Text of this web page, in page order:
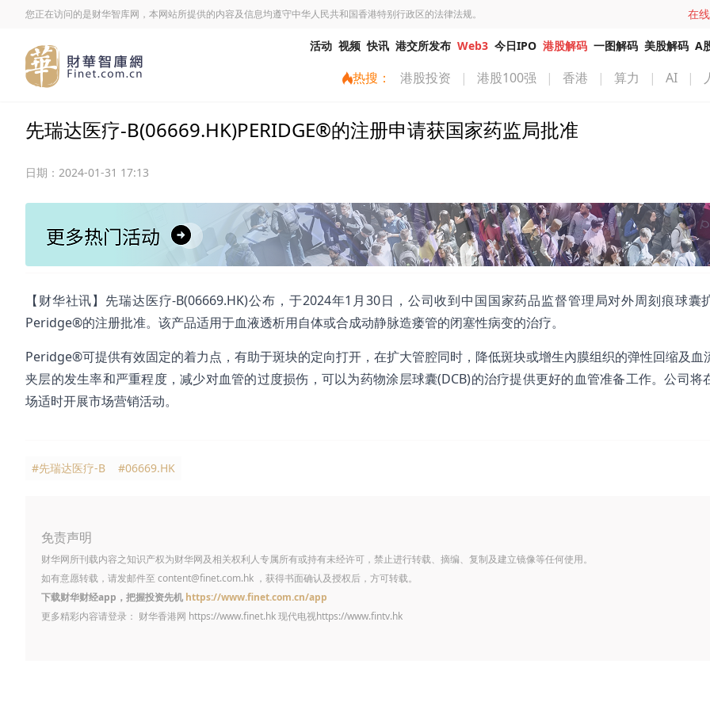
您正在访问的是财华智库网，本网站所提供的内容及信息均遵守中华人民共和国香港特别行政区的法律法规。 在
活动 视频 快讯 港交所发布 Web3 今日IPO 港股解码 一图解码 美股解码 A
热搜： 港股投资 | 港股100强 | 香港 | 算力 | AI |
先瑞达医疗-B(06669.HK)PERIDGE®的注册申请获国家药监局批准
日期： 2024-01-31 17:13
【财华社讯】先瑞达医疗-B(06669.HK)公布，于2024年1月30日，公司收到中国国家药品监督管理局对外周刻痕球囊
Peridge®的注册批准。该产品适用于血液透析用自体或合成动静脉造瘘管的闭塞性病变的治疗。
Peridge®可提供有效固定的着力点，有助于斑块的定向打开，在扩大管腔同时，降低斑块或增生內膜组织的弹性回缩及血
夹层的发生率和严重程度，减少对血管的过度损伤，可以为药物涂层球囊(DCB)的治疗提供更好的血管准备工作。公司将
场适时开展市场营销活动。
#先瑞达医疗-B #06669.HK
免责声明
财华网所刊载内容之知识产权为财华网及相关权利人专属所有或持有未经许可，禁止进行转载、摘编、复制及建立镜像等任何使用。
如有意愿转载，请发邮件至 content@finet.com.hk ，获得书面确认及授权后，方可转载。
下载财华财经app，把握投资先机 https://www.finet.com.cn/app
更多精彩内容请登录： 财华香港网 https://www.finet.hk现代电视https://www.fintv.hk